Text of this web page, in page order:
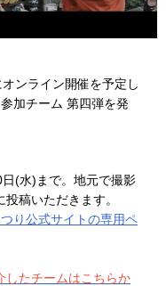
ンライン開催を予定し
加チーム 第四弾を発
(水)まで。地元で撮影
稿いただきます。
り公式サイトの専用ペ
したチームはこちらか